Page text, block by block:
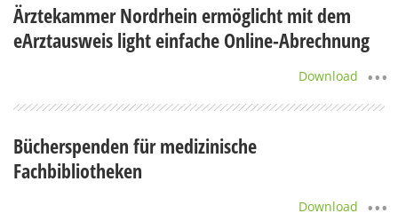
Ärztekammer Nordrhein ermöglicht mit dem
eArztausweis light einfache Online-Abrechnung
Download
Bücherspenden für medizinische
Fachbibliotheken
Download